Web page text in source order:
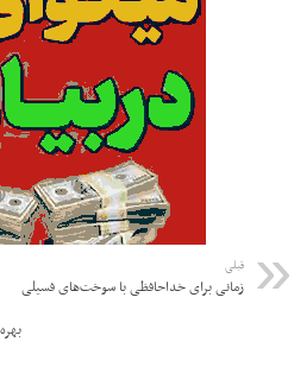
قبلی
زمانی برای خداحافظی با سوخت‌های فسیلی